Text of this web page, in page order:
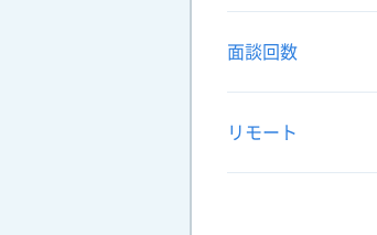
面談回数
リモート